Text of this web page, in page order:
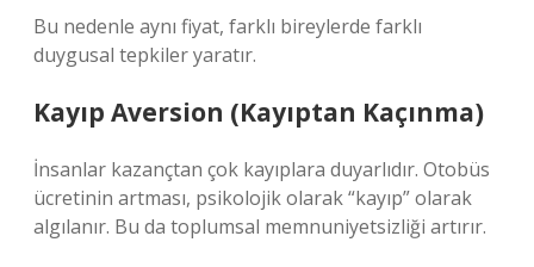
Bu nedenle aynı fiyat, farklı bireylerde farklı
duygusal tepkiler yaratır.
Kayıp Aversion (Kayıptan Kaçınma)
İnsanlar kazançtan çok kayıplara duyarlıdır. Otobüs
ücretinin artması, psikolojik olarak “kayıp” olarak
algılanır. Bu da toplumsal memnuniyetsizliği artırır.